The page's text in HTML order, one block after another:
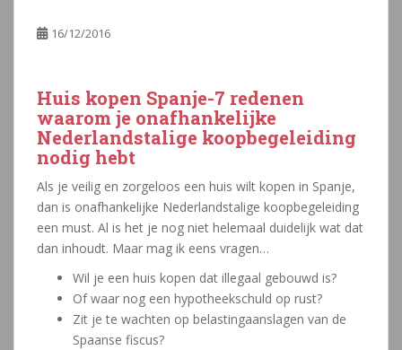
16/12/2016
Huis kopen Spanje-7 redenen
waarom je onafhankelijke
Nederlandstalige koopbegeleiding
nodig hebt
Als je veilig en zorgeloos een huis wilt kopen in Spanje,
dan is onafhankelijke Nederlandstalige koopbegeleiding
een must. Al is het je nog niet helemaal duidelijk wat dat
dan inhoudt. Maar mag ik eens vragen…
Wil je een huis kopen dat illegaal gebouwd is?
Of waar nog een hypotheekschuld op rust?
Zit je te wachten op belastingaanslagen van de
Spaanse fiscus?